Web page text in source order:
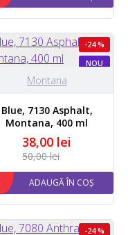
NOU
-24 %
Montana
Blue, 7130 Asphalt,
Montana, 400 ml
38,00 lei
50,00 lei
ADAUGĂ ÎN COȘ
-24 %